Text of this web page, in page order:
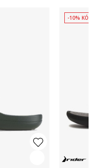
-10% KÓD: